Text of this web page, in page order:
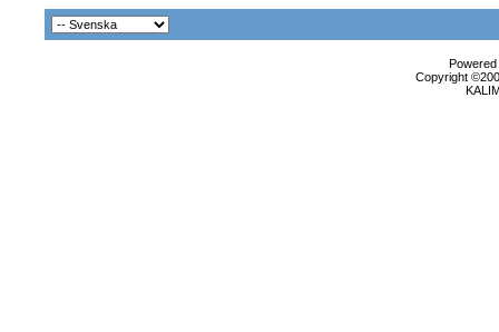
Copyright